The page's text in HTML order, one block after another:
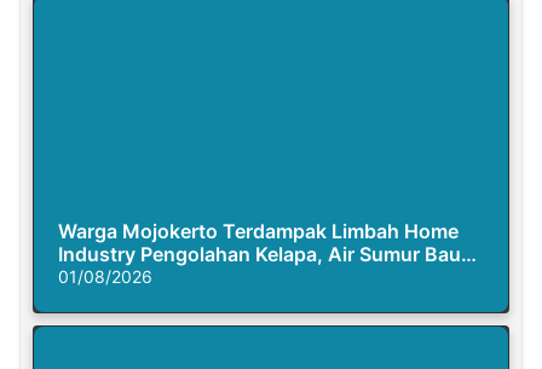
Warga Mojokerto Terdampak Limbah Home
Industry Pengolahan Kelapa, Air Sumur Bau
Busuk
01/08/2026